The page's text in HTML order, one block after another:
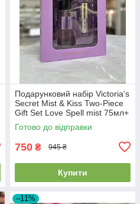
Подарунковий набір Victoria's
Secret Mist & Kiss Two-Piece
Gift Set Love Spell mist 75мл+
lip oil 3.2г
Готово до відправки
750 ₴ 945 ₴
Купити
–11%